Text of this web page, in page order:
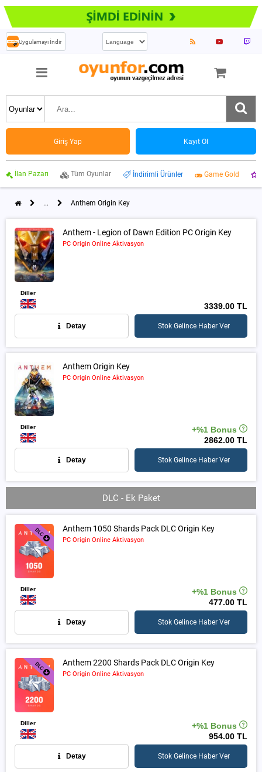
Uygulamayı İndir
Giriş Yap Kayıt Ol
İlan Pazarı Tüm Oyunlar İndirimli Ürünler Game Gold
... Anthem Origin Key
Anthem - Legion of Dawn Edition PC Origin Key
PC Origin Online Aktivasyon
Diller
3339.00 TL
Detay Stok Gelince Haber Ver
Anthem Origin Key
PC Origin Online Aktivasyon
Diller
+%1 Bonus
2862.00 TL
Detay Stok Gelince Haber Ver
DLC - Ek Paket
Anthem 1050 Shards Pack DLC Origin Key
PC Origin Online Aktivasyon
Diller
+%1 Bonus
477.00 TL
Detay Stok Gelince Haber Ver
Anthem 2200 Shards Pack DLC Origin Key
PC Origin Online Aktivasyon
Diller
+%1 Bonus
954.00 TL
Detay Stok Gelince Haber Ver